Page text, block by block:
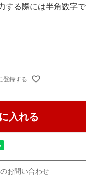
する際には半角数字で
登録する
入れる
お問い合わせ